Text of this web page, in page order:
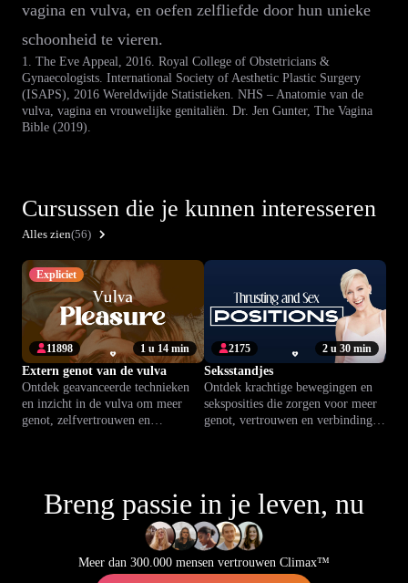
vagina en vulva, en oefen zelfliefde door hun unieke
schoonheid te vieren.
1. The Eve Appeal, 2016. Royal College of Obstetricians &
Gynaecologists. International Society of Aesthetic Plastic Surgery
(ISAPS), 2016 Wereldwijde Statistieken. NHS – Anatomie van de
vulva, vagina en vrouwelijke genitaliën. Dr. Jen Gunter, The Vagina
Bible (2019).
Cursussen die je kunnen interesseren
Alles zien(56)
Expliciet
1 u 14 min
11898
Extern genot van de vulva
Ontdek geavanceerde technieken
en inzicht in de vulva om meer
genot, zelfvertrouwen en
2 u 30 min
2175
Seksstandjes
Ontdek krachtige bewegingen en
seksposities die zorgen voor meer
genot, vertrouwen en verbinding.
Breng passie in je leven, nu
Meer dan 300.000 mensen vertrouwen Climax™